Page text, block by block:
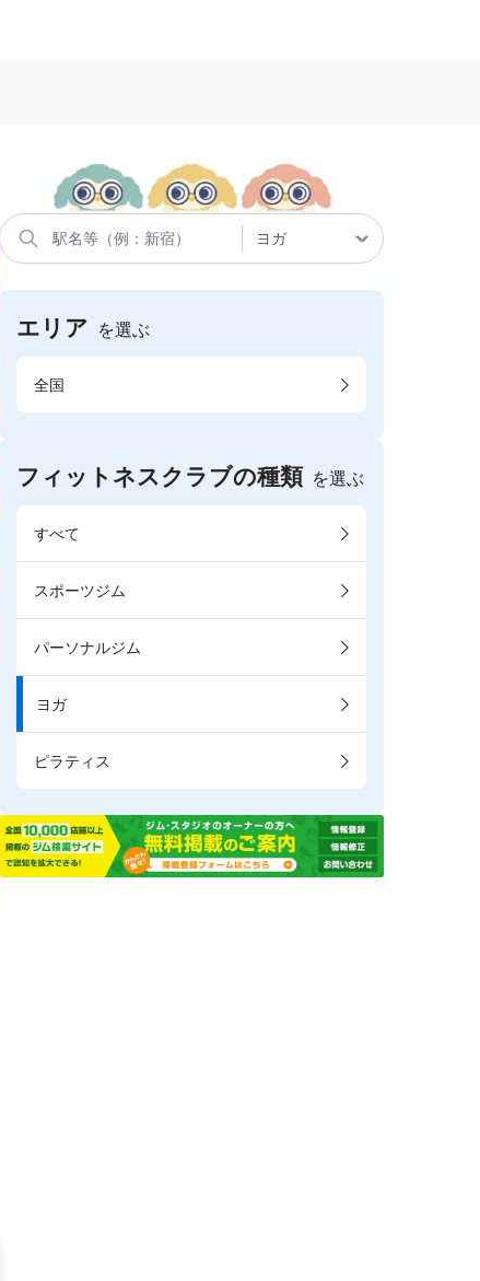
エリア を選ぶ
全国
フィットネスクラブの種類 を選ぶ
すべて
スポーツジム
パーソナルジム
ヨガ
ピラティス